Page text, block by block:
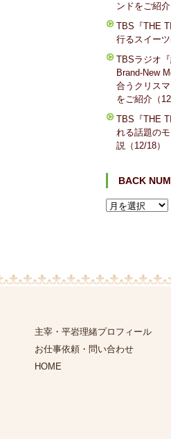
ンドをご紹介
TBS『THE
行るスイーツ
TBSラジオ
Brand-New
合うクリス
をご紹介（
TBS『THE
れる話題の
説（12/18）
BACK
主宰・平岩理緒プロフィール
お仕事依頼・問い合わせ
HOME